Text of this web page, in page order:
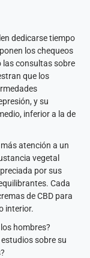
dedicarse tiempo
los chequeos
las consultas sobre
que los
y su
inferior a la de
atención a un
vegetal
por sus
Cada
de CBD para
interior.
hombres?
sobre su